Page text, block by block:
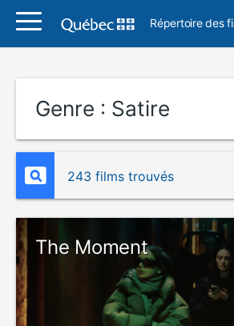
Répertoire des
Genre : Satire
243 films trouvés
The Moment